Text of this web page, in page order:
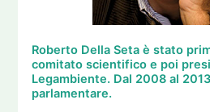
Roberto Della Seta è stato
comitato scientifico e poi
Legambiente. Dal 2008 al
parlamentare.